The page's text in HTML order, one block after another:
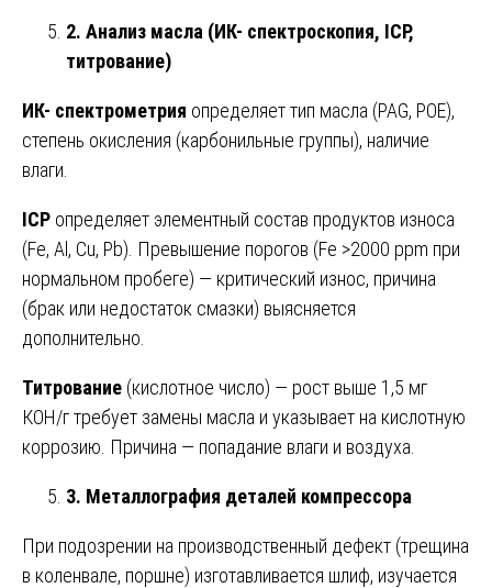
2. Анализ масла (ИК- спектроскопия, ICP,
титрование)
ИК- спектрометрия определяет тип масла (PAG, POE),
степень окисления (карбонильные группы), наличие
влаги.
ICP определяет элементный состав продуктов износа
(Fe, Al, Cu, Pb). Превышение порогов (Fe >2000 ppm при
нормальном пробеге) — критический износ, причина
(брак или недостаток смазки) выясняется
дополнительно.
Титрование (кислотное число) — рост выше 1,5 мг
КОН/г требует замены масла и указывает на кислотную
коррозию. Причина — попадание влаги и воздуха.
3. Металлография деталей компрессора
При подозрении на производственный дефект (трещина
в коленвале, поршне) изготавливается шлиф, изучается